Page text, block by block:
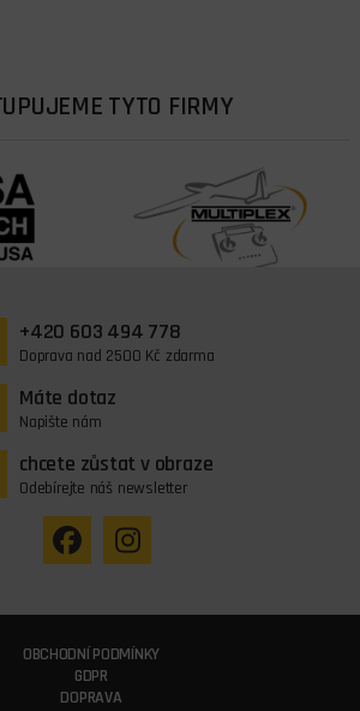
TYTO FIRMY
+420 603 494 778
Doprava nad 2500 Kč zdarma
Máte dotaz
Napište nám
chcete zůstat v obraze
Odebírejte náš newsletter
OBCHODNÍ PODMÍNKY
GDPR
DOPRAVA